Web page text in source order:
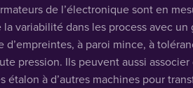
de l’électronique sont en
la variabilité dans les process avec un
d’empreintes, à paroi mince, à
pression. Ils peuvent aussi associer
étalon à d’autres machines pour